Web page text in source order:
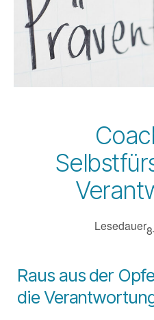
Lesedauer
Raus aus der
die